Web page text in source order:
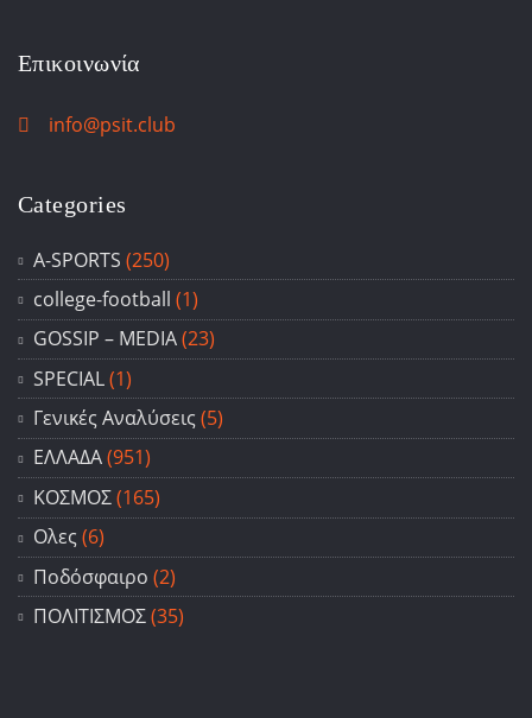
Επικοινωνία
info@psit.club
Categories
A-SPORTS (250)
college-football (1)
GOSSIP – ΜΕDIA(23)
SPECIAL(1)
Γενικές Αναλύσεις (5)
ΕΛΛΑΔΑ(951)
ΚΟΣΜΟΣ(165)
Ολες (6)
Ποδόσφαιρο (2)
ΠΟΛΙΤΙΣΜΟΣ(35)